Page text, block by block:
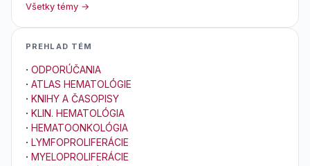
Všetky témy →
PREHLAD TÉM
· ODPORÚČANIA
· ATLAS HEMATOLÓGIE
· KNIHY A ČASOPISY
· KLIN. HEMATOLÓGIA
· HEMATOONKOLÓGIA
· LYMFOPROLIFERÁCIE
· MYELOPROLIFERÁCIE